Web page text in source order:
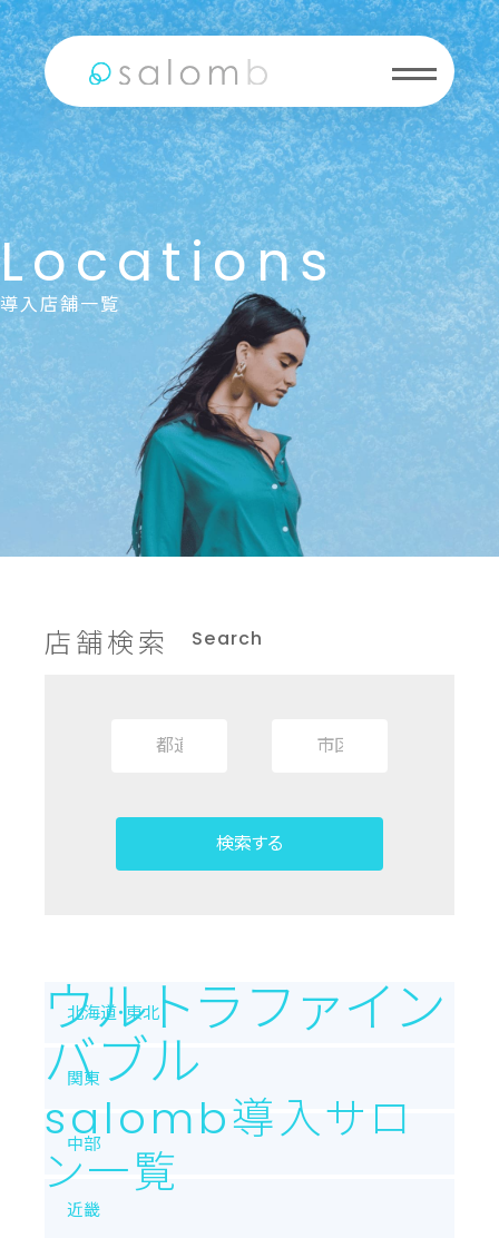
Locations
導入店舗一覧
Search
店舗検索
検索する
ウルトラファイン
バブル
salomb導入サロ
ン一覧
北海道・東北
関東
中部
近畿